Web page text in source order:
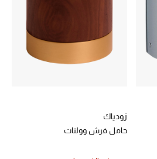
زودياك
حامل فرش وولنات